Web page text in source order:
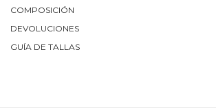
COMPOSICIÓN
DEVOLUCIONES
GUÍA DE TALLAS